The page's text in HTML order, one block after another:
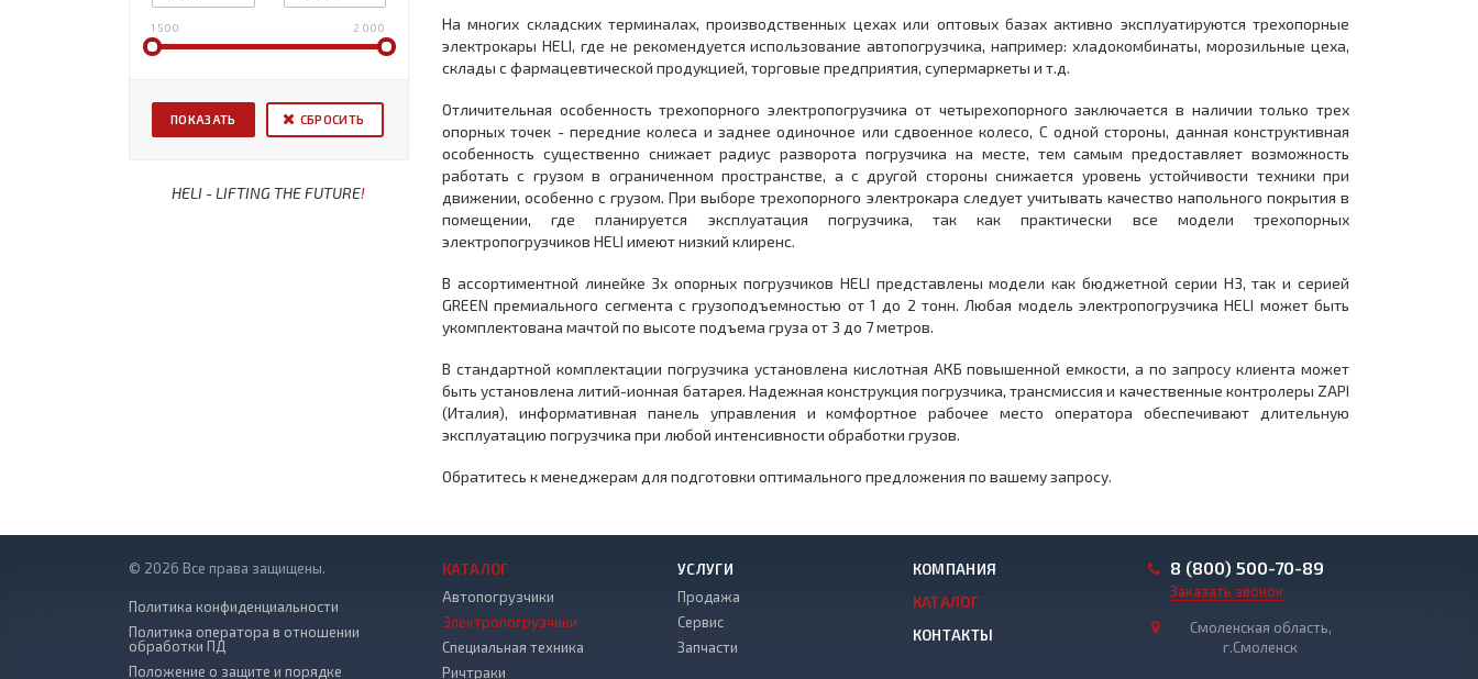
1 500 2 000
СБРОСИТЬ
HELI - LIFTING THE FUTURE!
На многих складских терминалах, производственных цехах или оптовых базах активно эксплуатируются трехопорные
электрокары HELI, где не рекомендуется использование автопогрузчика, например: хладокомбинаты, морозильные цеха,
склады с фармацевтической продукцией, торговые предприятия, супермаркеты и т.д.
Отличительная особенность трехопорного электропогрузчика от четырехопорного заключается в наличии только трех
опорных точек - передние колеса и заднее одиночное или сдвоенное колесо, С одной стороны, данная конструктивная
особенность существенно снижает радиус разворота погрузчика на месте, тем самым предоставляет возможность
работать с грузом в ограниченном пространстве, а с другой стороны снижается уровень устойчивости техники при
движении, особенно с грузом. При выборе трехопорного электрокара следует учитывать качество напольного покрытия в
помещении, где планируется эксплуатация погрузчика, так как практически все модели трехопорных
электропогрузчиков HELI имеют низкий клиренс.
В ассортиментной линейке 3х опорных погрузчиков HELI представлены модели как бюджетной серии Н3, так и серией
GREEN премиального сегмента с грузоподъемностью от 1 до 2 тонн. Любая модель электропогрузчика HELI может быть
укомплектована мачтой по высоте подъема груза от 3 до 7 метров.
В стандартной комплектации погрузчика установлена кислотная АКБ повышенной емкости, а по запросу клиента может
быть установлена литий-ионная батарея. Надежная конструкция погрузчика, трансмиссия и качественные контролеры ZAPI
(Италия), информативная панель управления и комфортное рабочее место оператора обеспечивают длительную
эксплуатацию погрузчика при любой интенсивности обработки грузов.
Обратитесь к менеджерам для подготовки оптимального предложения по вашему запросу.
© 2026 Все права защищены.
Политика конфиденциальности
Политика оператора в отношении
обработки ПД
Положение о защите и порядке
КАТАЛОГ
Автопогрузчики
Электропогрузчики
Специальная техника
Ричтраки
УСЛУГИ
Продажа
Сервис
Запчасти
КОМПАНИЯ
КАТАЛОГ
КОНТАКТЫ
8 (800) 500-70-89
Заказать звонок
Смоленская область,
г.Смоленск